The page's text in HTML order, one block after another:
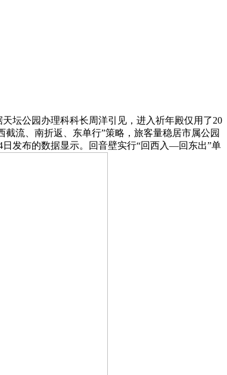
坛公园办理科科长周洋引见，进入祈年殿仅用了20
流、南折返、东单行”策略，旅客量稳居市属公园
发布的数据显示。回音壁实行“回西入—回东出”单